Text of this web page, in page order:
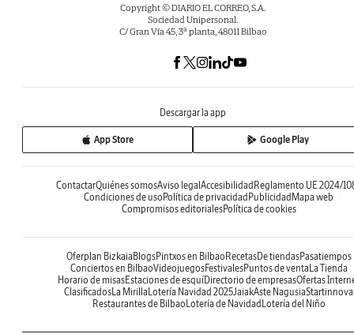
Copyright © DIARIO EL CORREO, S.A.
Sociedad Unipersonal.
C/ Gran Vía 45, 3ª planta, 48011 Bilbao
Descargar la app
App Store Google Play
ContactarQuiénes somosAviso legalAccesibilidadReglamento UE 2024/
Condiciones de usoPolítica de privacidadPublicidadMapa web
Compromisos editorialesPolítica de cookies
Oferplan BizkaiaBlogsPintxos en BilbaoRecetasDe tiendasPasatiempos
Conciertos en BilbaoVideojuegosFestivalesPuntos de ventaLa Tienda
Horario de misasEstaciones de esquíDirectorio de empresasOfertas
ClasificadosLa MirillaLotería Navidad 2025JaiakAste NagusiaStartinnova
Restaurantes de BilbaoLotería de NavidadLotería del Niño